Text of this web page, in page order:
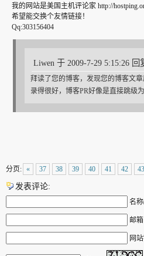
我的网站是美国主机评论家 http://
希望能交换个友情链接！
Qq:303156404
Liwen 于 2009-7-29 5:15:26 回
拜读了您的博客，发现您的博客文
录得很好，博客PR好像是直接跳级
分页: « 37 38 39 40 41 42 43
发表评论:
名
邮箱
网